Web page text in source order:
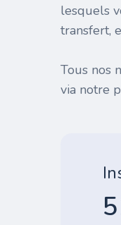
lesquels
transfert,
Tous nos
via notre